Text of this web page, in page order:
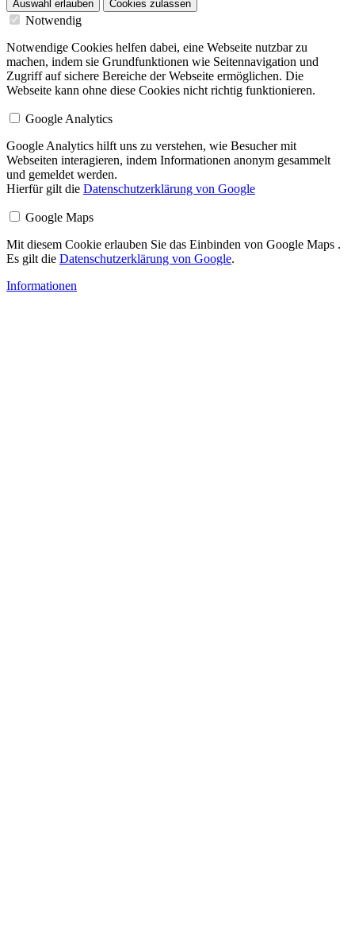
Auswahl erlauben Cookies zulassen
Notwendig
Notwendige Cookies helfen dabei, eine Webseite nutzbar zu
machen, indem sie Grundfunktionen wie Seitennavigation und
Zugriff auf sichere Bereiche der Webseite ermöglichen. Die
Webseite kann ohne diese Cookies nicht richtig funktionieren.
Google Analytics
Google Analytics hilft uns zu verstehen, wie Besucher mit
Webseiten interagieren, indem Informationen anonym gesammelt
und gemeldet werden.
Hierfür gilt die Datenschutzerklärung von Google
Google Maps
Mit diesem Cookie erlauben Sie das Einbinden von Google Maps .
Es gilt die Datenschutzerklärung von Google.
Informationen